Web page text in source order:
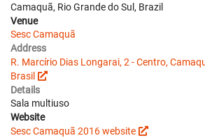
Camaquã, Rio Grande do Sul, Brazil
Venue
Sesc Camaquã
Address
R. Marcírio Dias Longarai, 2 - Centro,
Brasil
Details
Sala multiuso
Website
Sesc Camaquã 2016 website